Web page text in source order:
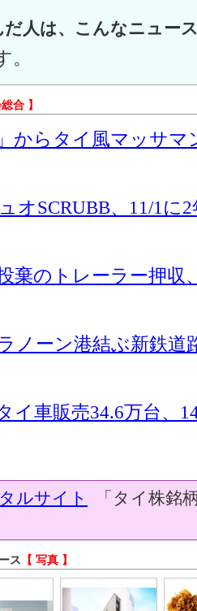
人は、こんなニュー
合 】
からタイ風マッサマ
オSCRUBB、11/1に
棄のトレーラー押収
ノーン港結ぶ新鉄道
イ車販売34.6万台、
ルサイト
「タイ株銘
ス 【 写真 】